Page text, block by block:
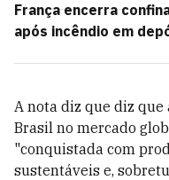
França encerra
após incêndio em
A nota diz que diz
Brasil no mercado
"conquistada com
sustentáveis e,